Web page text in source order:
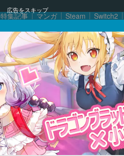
広告をスキップ
特集記事 マンガ Steam Switch2